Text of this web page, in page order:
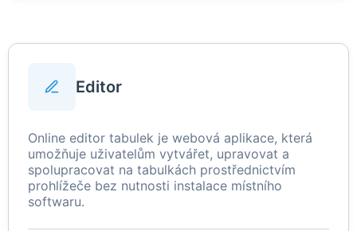
Editor
Online editor tabulek je webová aplikace, která
umožňuje uživatelům vytvářet, upravovat a
spolupracovat na tabulkách prostřednictvím
prohlížeče bez nutnosti instalace místního
softwaru.